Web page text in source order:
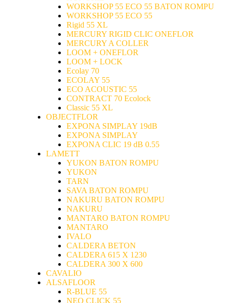
WORKSHOP 55 ECO 55 BATON ROMPU
WORKSHOP 55 ECO 55
Rigid 55 XL
MERCURY RIGID CLIC ONEFLOR
MERCURY A COLLER
LOOM + ONEFLOR
LOOM + LOCK
Ecolay 70
ECOLAY 55
ECO ACOUSTIC 55
CONTRACT 70 Ecolock
Classic 55 XL
OBJECTFLOR
EXPONA SIMPLAY 19dB
EXPONA SIMPLAY
EXPONA CLIC 19 dB 0.55
LAMETT
YUKON BATON ROMPU
YUKON
TARN
SAVA BATON ROMPU
NAKURU BATON ROMPU
NAKURU
MANTARO BATON ROMPU
MANTARO
IVALO
CALDERA BETON
CALDERA 615 X 1230
CALDERA 300 X 600
CAVALIO
ALSAFLOOR
R-BLUE 55
NEO CLICK 55